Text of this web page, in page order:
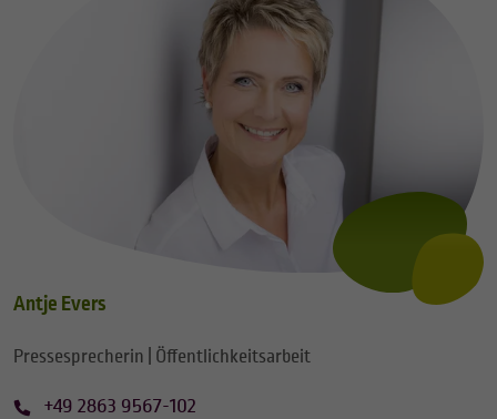
Antje Evers
Pressesprecherin | Öffentlichkeitsarbeit
+49 2863 9567-102